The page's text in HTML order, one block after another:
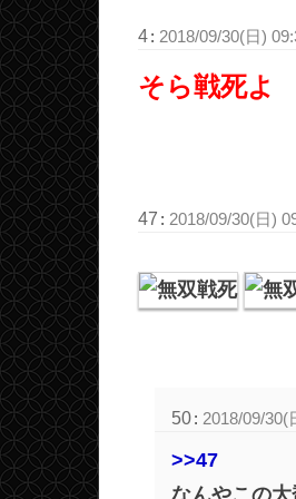
4: 2018/09/30(日)
そら戦死よ
47 : 2018/09/30(日)
50: 2018/09/30(
>>47
なんやこの